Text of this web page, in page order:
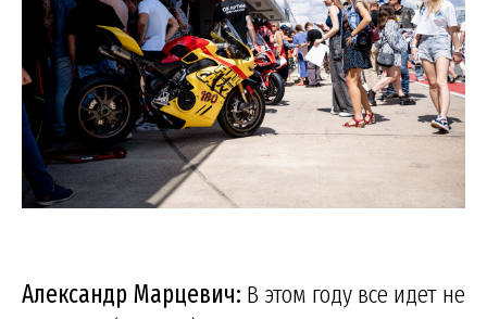
Александр Марцевич: В этом году все идет не